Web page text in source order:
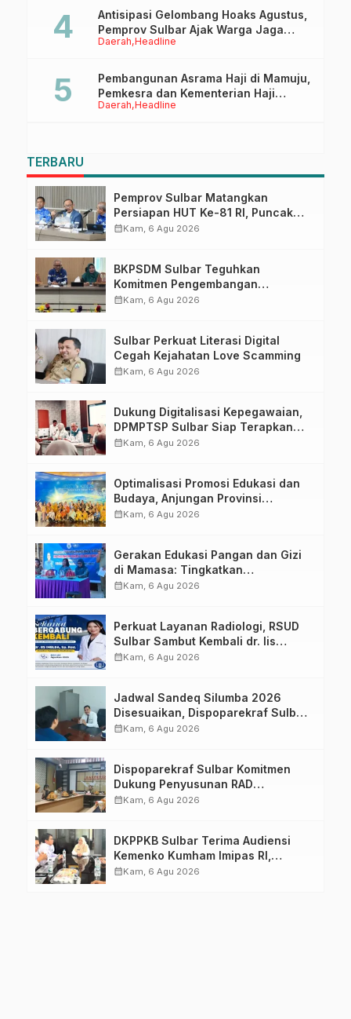
Daerah Headline
Antisipasi Gelombang Hoaks Agustus,
Pemprov Sulbar Ajak Warga Jaga
Ruang Digital
Daerah Headline
Pembangunan Asrama Haji di Mamuju,
Pemkesra dan Kementerian Haji
Sulbar Tinjau Lokasi
TERBARU
Pemprov Sulbar Matangkan
Persiapan HUT Ke-81 RI, Puncak
Upacara di Lapangan Ahmad
calendar_monthKam, 6 Agu 2026
BKPSDM Sulbar Teguhkan
Komitmen Pengembangan
Kompetensi ASN melalui
calendar_monthKam, 6 Agu 2026
Sulbar Perkuat Literasi Digital
Cegah Kejahatan Love Scamming
calendar_monthKam, 6 Agu 2026
Dukung Digitalisasi Kepegawaian,
DPMPTSP Sulbar Siap Terapkan
Aplikasi FLEKSI ASN
calendar_monthKam, 6 Agu 2026
Optimalisasi Promosi Edukasi dan
Budaya, Anjungan Provinsi
Sulawesi Barat Perkuat Kolaborasi
calendar_monthKam, 6 Agu 2026
Gerakan Edukasi Pangan dan Gizi
di Mamasa: Tingkatkan
Pengetahuan dan Keterampilan
calendar_monthKam, 6 Agu 2026
Perkuat Layanan Radiologi, RSUD
Sulbar Sambut Kembali dr. Iis
Imelda, Sp.Rad
calendar_monthKam, 6 Agu 2026
Jadwal Sandeq Silumba 2026
Disesuaikan, Dispoparekraf Sulbar
Pastikan Persiapan Tetap
calendar_monthKam, 6 Agu 2026
Dispoparekraf Sulbar Komitmen
Dukung Penyusunan RAD
TPB/SDGs Sulawesi Barat
calendar_monthKam, 6 Agu 2026
DKPPKB Sulbar Terima Audiensi
Kemenko Kumham Imipas RI,
Perkuat Pelayanan Kesehatan bagi
calendar_monthKam, 6 Agu 2026